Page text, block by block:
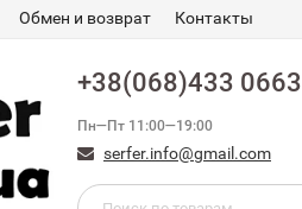
Обмен и возврат Контакты
+38(068)433 0663
Пн—Пт 11:00—19:00
serfer.info@gmail.com